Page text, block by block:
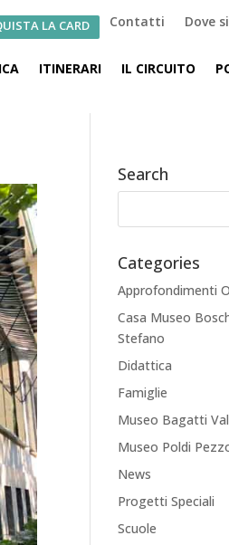
LA CARD Contatti Dove
ITINERARI IL CIRCUITO
Search
Categories
Approfondimenti
Casa Museo
Stefano
Didattica
Famiglie
Museo Bagatti
Museo Poldi
News
Progetti Speciali
Scuole